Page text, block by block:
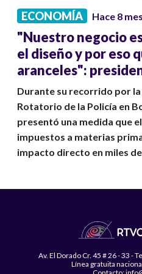
ECONOMÍA Hace 8
"Nuestro negocio
el diseño y por eso
aranceles":
Durante su recorrido por
Rotatorio de la Policía en
presentó una medida que
impuestos a materias
impacto directo en miles
Av. El Dorado Cr. 45 # 26 - 33 -
Línea gratuita